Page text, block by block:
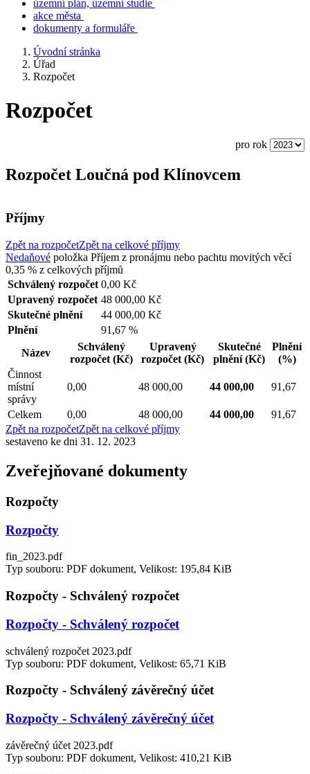
územní plán, územní studie
akce města
dokumenty a formuláře
Úvodní stránka
Úřad
Rozpočet
Rozpočet
pro rok
Rozpočet Loučná pod Klínovcem
Příjmy
Zpět na rozpočetZpět na celkové příjmy
Nedaňové položka Příjem z pronájmu nebo pachtu movitých věcí
0,35 % z celkových příjmů
Schválený rozpočet 0,00 Kč
Upravený rozpočet 48 000,00 Kč
Skutečné plnění
44 000,00 Kč
Plnění
91,67 %
Název
Schválený
rozpočet (Kč)
Upravený
rozpočet (Kč)
Skutečné
plnění(Kč)
Plnění
(%)
Činnost
místní
správy
0,00 48 000,00 44 000,00 91,67
Celkem 0,00 48 000,00 44 000,00
91,67
Zpět na rozpočetZpět na celkové příjmy
sestaveno ke dni 31. 12. 2023
Zveřejňované dokumenty
Rozpočty
Rozpočty
fin_2023.pdf
Typ souboru: PDF dokument, Velikost: 195,84 KiB
Rozpočty - Schválený rozpočet
Rozpočty - Schválený rozpočet
schválený rozpočet 2023.pdf
Typ souboru: PDF dokument, Velikost: 65,71 KiB
Rozpočty - Schválený závěrečný účet
Rozpočty - Schválený závěrečný účet
závěrečný účet 2023.pdf
Typ souboru: PDF dokument, Velikost: 410,21 KiB